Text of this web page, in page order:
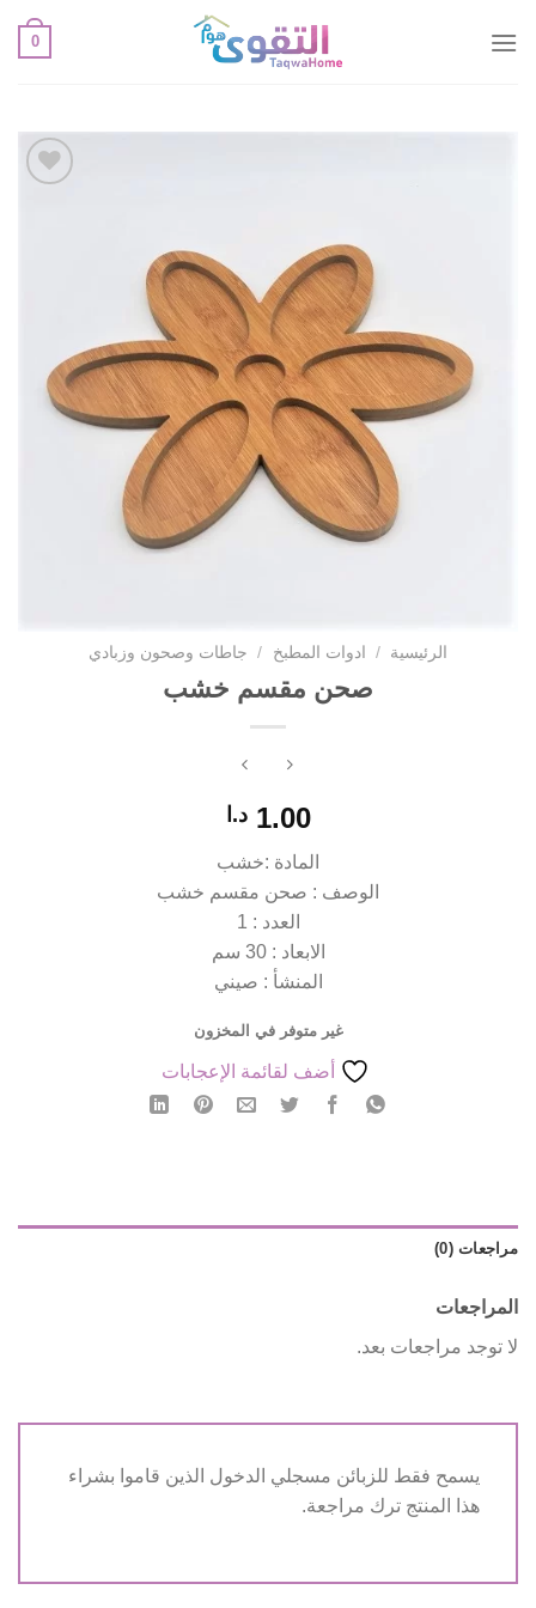
0
الرئيسية / ادوات المطبخ / جاطات وصحون وزبادي
صحن مقسم خشب
1.00 د.ا
المادة :خشب
الوصف : صحن مقسم خشب
العدد : 1
الابعاد : 30 سم
المنشأ : صيني
غير متوفر في المخزون
أضف لقائمة الإعجابات
مراجعات (0)
المراجعات
لا توجد مراجعات بعد.
يسمح فقط للزبائن مسجلي الدخول الذين قاموا بشراء
هذا المنتج ترك مراجعة.